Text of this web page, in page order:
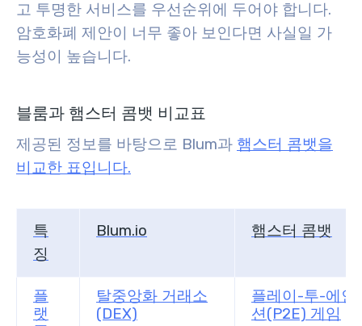
고 투명한 서비스를 우선순위에 두어야 합니다.
암호화폐 제안이 너무 좋아 보인다면 사실일 가
능성이 높습니다.
블룸과 햄스터 콤뱃 비교표
제공된 정보를 바탕으로 Blum과 햄스터 콤뱃을
비교한 표입니다.
특
징
Blum.io 햄스터 콤뱃
플
랫
탈중앙화 거래소
(DEX)
플레이-투-에인
션(P2E) 게임